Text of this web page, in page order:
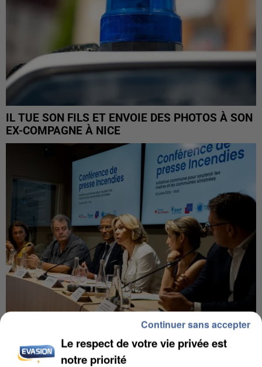
IL TUE SON FILS ET ENVOIE DES PHOTOS À SON
EX-COMPAGNE À NICE
INCENDIES : L’ÎLE-DE-FRANCE LANCE UN ÉLAN
DE SOLIDARITÉ AVEC LES...
Le respect de votre vie privée est
notre priorité
Continuer sans accepter